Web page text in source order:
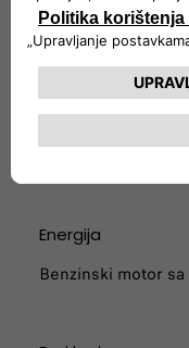
Mjenjač
Energija
Benzinski motor